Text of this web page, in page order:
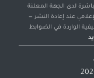
لدى الجهة المعلنة
عند إعادة النشر —
الواردة في الضوابط